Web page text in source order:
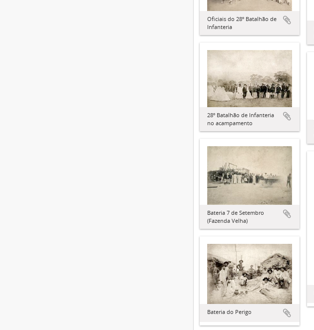
Oficiais do 28º Batalhão de
Infanteria
28º Batalhão de Infanteria
no acampamento
Bateria 7 de Setembro
(Fazenda Velha)
Bateria do Perigo